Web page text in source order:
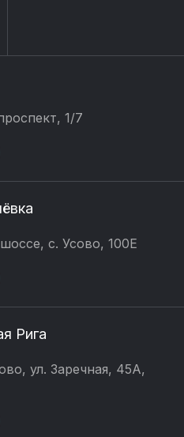
1/7
с. Усово, 100Е
Рига
ул. Заречная, 45А,